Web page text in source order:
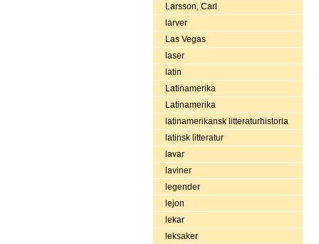
Larsson, Carl
larver
Las Vegas
laser
latin
Latinamerika
Latinamerika
latinamerikansk litteraturhistoria
latinsk litteratur
lavar
laviner
legender
lejon
lekar
leksaker